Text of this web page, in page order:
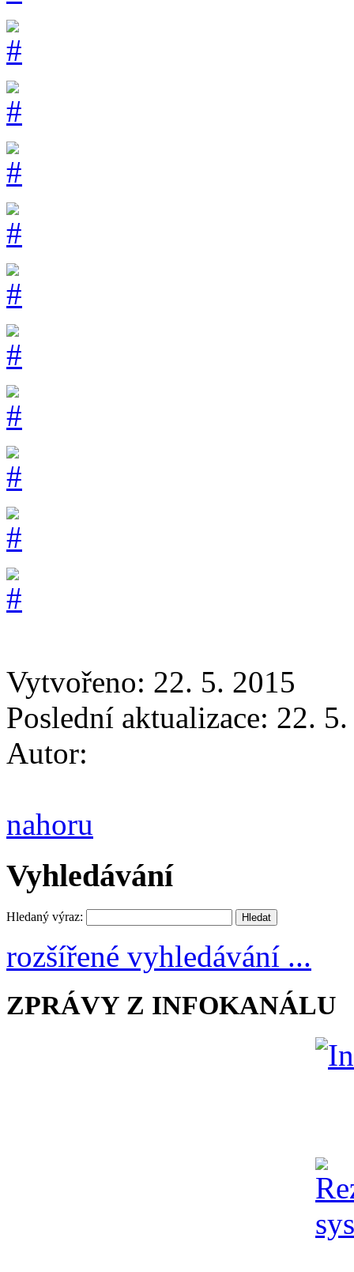
Vytvořeno: 22. 5. 2015
Poslední aktualizace: 22.
Autor:
nahoru
Vyhledávání
Hledaný výraz:
rozšířené vyhledávání ...
ZPRÁVY Z INFOKANÁLU